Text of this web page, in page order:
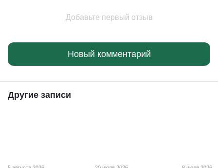
Добавьте первый отзыв
Новый комментарий
Другие записи